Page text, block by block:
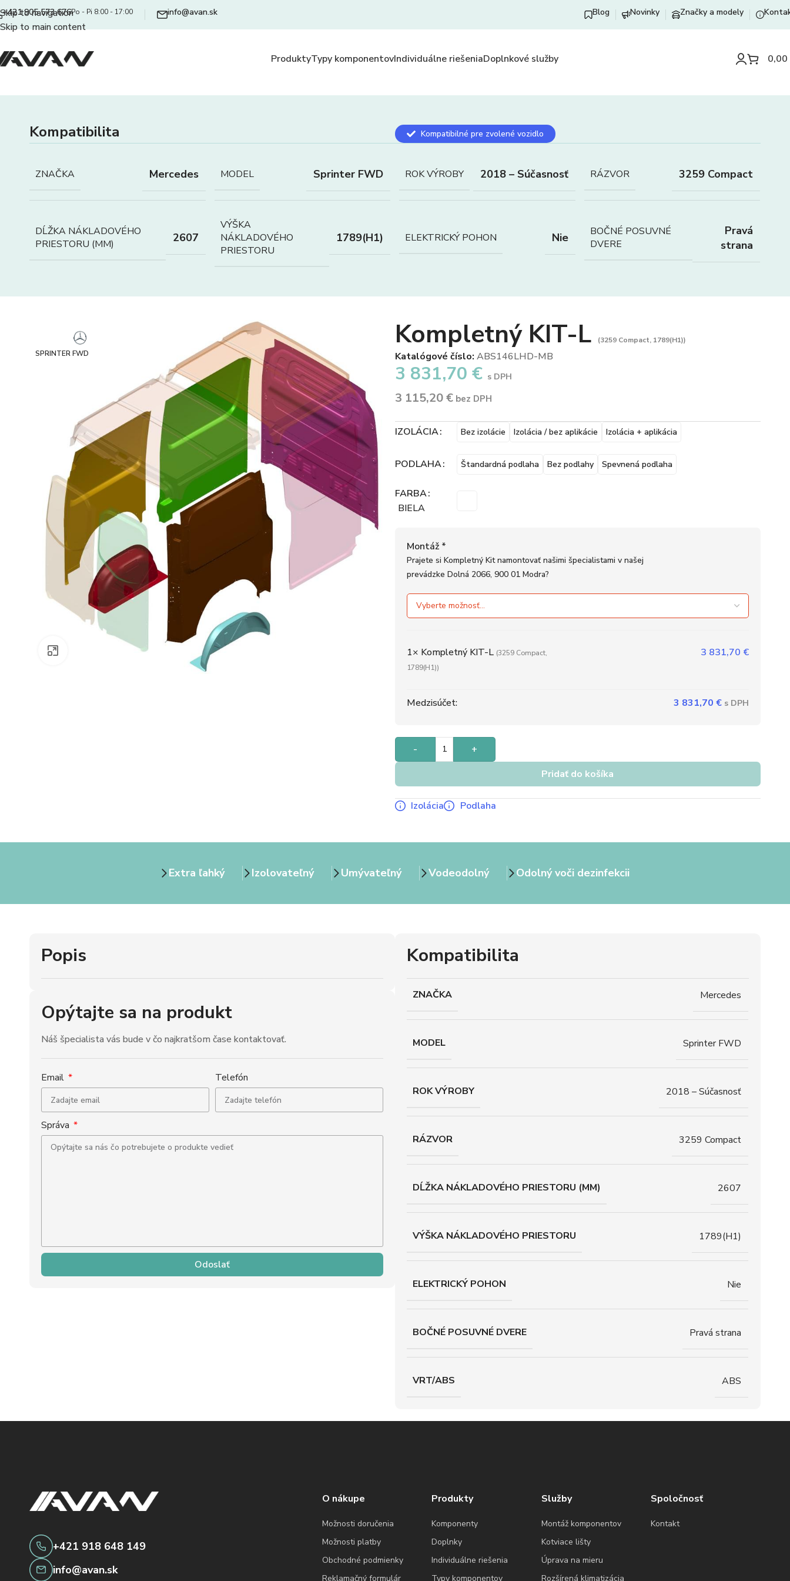
Skip to navigation
Skip to main content
+421 905 573 676Po - Pi 8:00 - 17:00 info@avan.sk Blog Novinky Značky a modely
ProduktyTypy komponentovIndividuálne riešeniaDoplnkové služby 0,00
Kompatibilita Kompatibilné pre zvolené vozidlo
ZNAČKA Mercedes MODEL Sprinter FWD ROK VÝROBY 2018 – Súčasnosť RÁZVOR 3259 Compact
DĹŽKA NÁKLADOVÉHO
PRIESTORU (MM)
2607
VÝŠKA
NÁKLADOVÉHO
PRIESTORU
1789(H1) ELEKTRICKÝ POHON Nie
BOČNÉ POSUVNÉ
DVERE
Pravá
strana
SPRINTER FWD
Kompletný KIT-L (3259 Compact, 1789(H1))
Katalógové číslo: ABS146LHD-MB
3 831,70 € s DPH
3 115,20€bez DPH
IZOLÁCIA Bez izolácie Izolácia / bez aplikácie Izolácia + aplikácia
PODLAHA Štandardná podlaha Bez podlahy Spevnená podlaha
FARBA
BIELA
Montáž *
Prajete si Kompletný Kit namontovať našimi špecialistami v našej
prevádzke Dolná 2066, 900 01 Modra?
1× Kompletný KIT-L (3259 Compact,
1789(H1))
3 831,70 €
Medzisúčet: 3 831,70 €
-
+
Pridať do košíka
Izolácia Podlaha
Extra ľahký Izolovateľný Umývateľný Vodeodolný Odolný voči dezinfekcii
Popis
Opýtajte sa na produkt
Náš špecialista vás bude v čo najkratšom čase kontaktovať.
Email Telefón
Správa
Odoslať
Kompatibilita
ZNAČKA Mercedes
MODEL Sprinter FWD
ROK VÝROBY 2018 – Súčasnosť
RÁZVOR 3259 Compact
DĹŽKA NÁKLADOVÉHO PRIESTORU (MM) 2607
VÝŠKA NÁKLADOVÉHO PRIESTORU 1789(H1)
ELEKTRICKÝ POHON Nie
BOČNÉ POSUVNÉ DVERE Pravá strana
VRT/ABS ABS
+421 918 648 149
info@avan.sk
O nákupe
Možnosti doručenia
Možnosti platby
Obchodné podmienky
Reklamačný formulár
Produkty
Komponenty
Doplnky
Individuálne riešenia
Typy komponentov
Služby
Montáž komponentov
Kotviace lišty
Úprava na mieru
Rozšírená klimatizácia
Spoločnosť
Kontakt